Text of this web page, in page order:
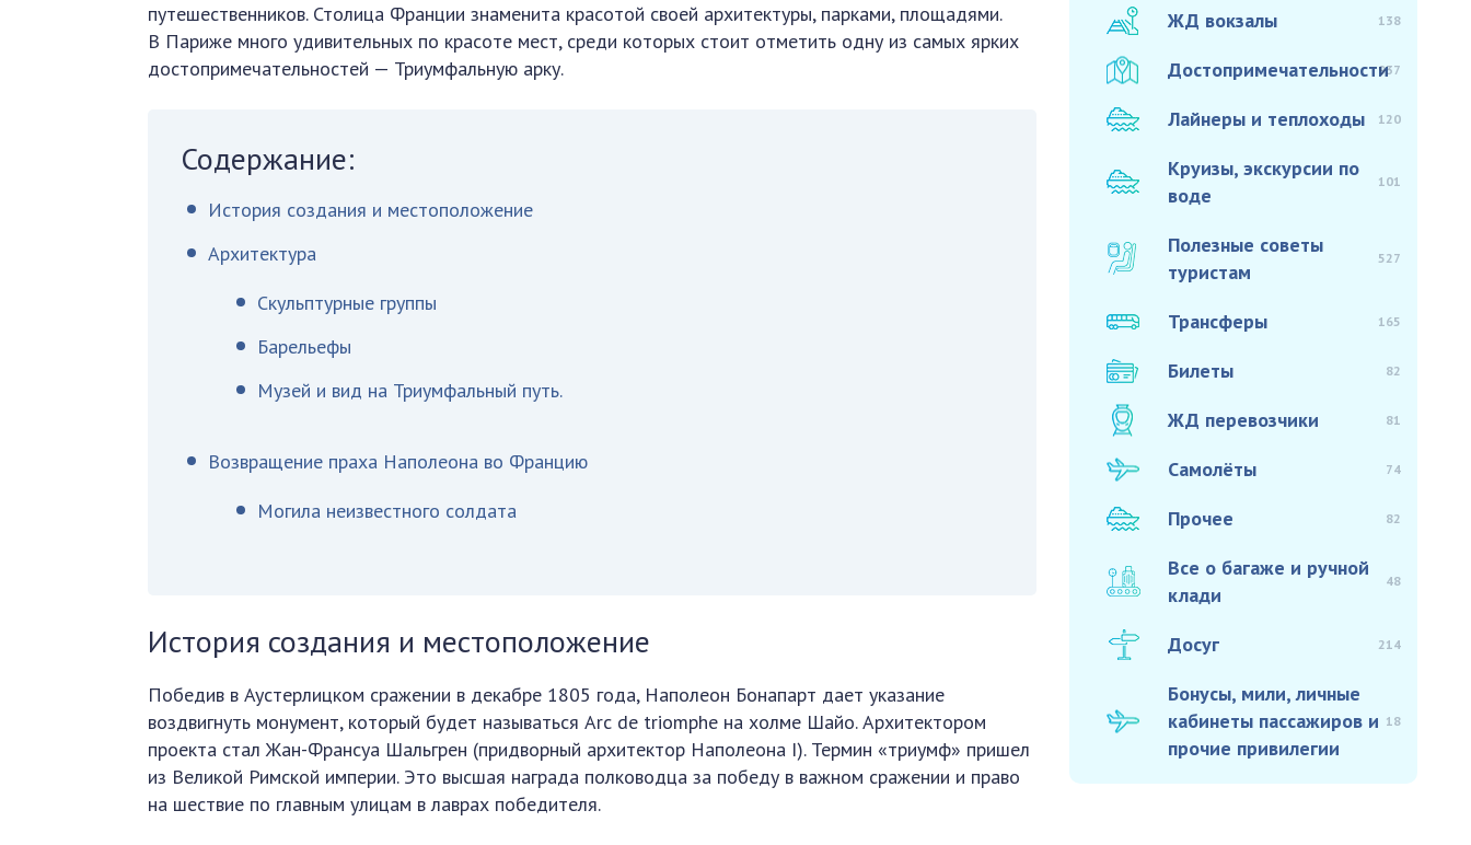
путешественников. Столица Франции знаменита красотой своей архитектуры, парками, площадями.
В Париже много удивительных по красоте мест, среди которых стоит отметить одну из самых ярких
достопримечательностей — Триумфальную арку.
Содержание:
История создания и местоположение
Архитектура
Скульптурные группы
Барельефы
Музей и вид на Триумфальный путь.
Возвращение праха Наполеона во Францию
Могила неизвестного солдата
История создания и местоположение
Победив в Аустерлицком сражении в декабре 1805 года, Наполеон Бонапарт дает указание
воздвигнуть монумент, который будет называться Arc de triomphe на холме Шайо. Архитектором
проекта стал Жан-Франсуа Шальгрен (придворный архитектор Наполеона I). Термин «триумф» пришел
из Великой Римской империи. Это высшая награда полководца за победу в важном сражении и право
на шествие по главным улицам в лаврах победителя.
ЖД вокзалы 138
Достопримечательности937
Лайнеры и теплоходы 120
Круизы, экскурсии по
воде
101
Полезные советы
туристам
527
Трансферы 165
Билеты 82
ЖД перевозчики 81
Самолёты 74
Прочее 82
Все о багаже и ручной
клади
48
Досуг 214
Бонусы, мили, личные
кабинеты пассажиров и
прочие привилегии
18